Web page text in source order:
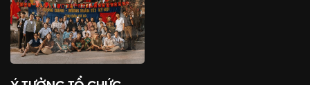
chức chi tiết.